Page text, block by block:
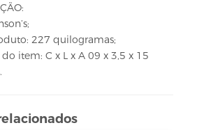
227 quilogramas;
item: C x L x A 09 x 3,5 x 15